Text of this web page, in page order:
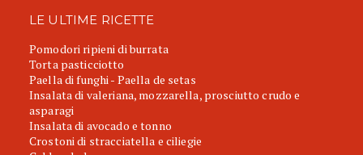
LE ULTIME RICETTE
Pomodori ripieni di burrata
Torta pasticciotto
Paella di funghi - Paella de setas
Insalata di valeriana, mozzarella, prosciutto crudo e
asparagi
Insalata di avocado e tonno
Crostoni di stracciatella e ciliegie